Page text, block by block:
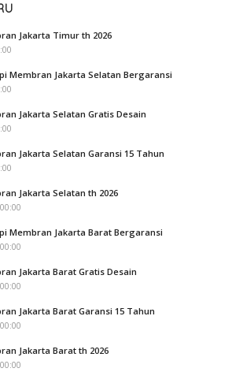
Jakarta Timur th 2026
Membran Jakarta Selatan Bergaransi
Jakarta Selatan Gratis Desain
Jakarta Selatan Garansi 15 Tahun
Jakarta Selatan th 2026
Membran Jakarta Barat Bergaransi
Jakarta Barat Gratis Desain
Jakarta Barat Garansi 15 Tahun
Jakarta Barat th 2026